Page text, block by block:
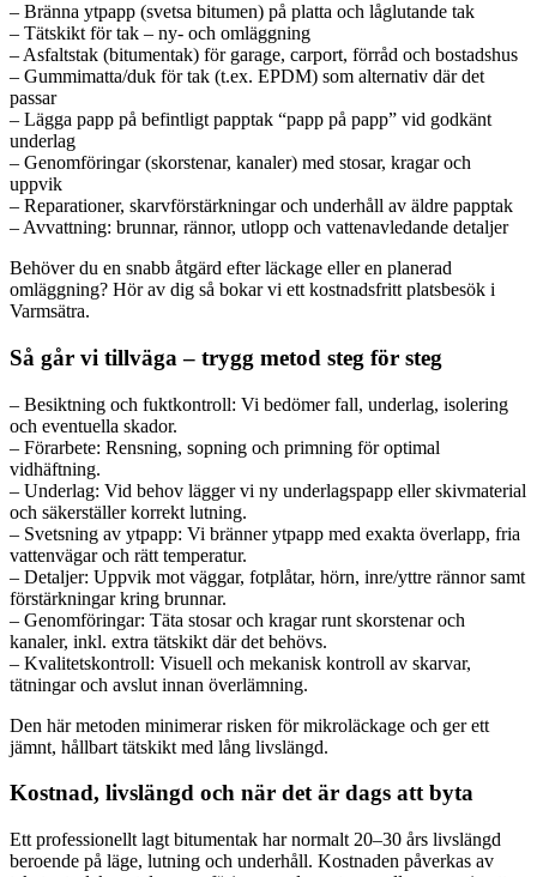
– Bränna ytpapp (svetsa bitumen) på platta och låglutande tak
– Tätskikt för tak – ny- och omläggning
– Asfaltstak (bitumentak) för garage, carport, förråd och bostadshus
– Gummimatta/duk för tak (t.ex. EPDM) som alternativ där det
passar
– Lägga papp på befintligt papptak “papp på papp” vid godkänt
underlag
– Genomföringar (skorstenar, kanaler) med stosar, kragar och
uppvik
– Reparationer, skarvförstärkningar och underhåll av äldre papptak
– Avvattning: brunnar, rännor, utlopp och vattenavledande detaljer
Behöver du en snabb åtgärd efter läckage eller en planerad
omläggning? Hör av dig så bokar vi ett kostnadsfritt platsbesök i
Varmsätra.
Så går vi tillväga – trygg metod steg för steg
– Besiktning och fuktkontroll: Vi bedömer fall, underlag, isolering
och eventuella skador.
– Förarbete: Rensning, sopning och primning för optimal
vidhäftning.
– Underlag: Vid behov lägger vi ny underlagspapp eller skivmaterial
och säkerställer korrekt lutning.
– Svetsning av ytpapp: Vi bränner ytpapp med exakta överlapp, fria
vattenvägar och rätt temperatur.
– Detaljer: Uppvik mot väggar, fotplåtar, hörn, inre/yttre rännor samt
förstärkningar kring brunnar.
– Genomföringar: Täta stosar och kragar runt skorstenar och
kanaler, inkl. extra tätskikt där det behövs.
– Kvalitetskontroll: Visuell och mekanisk kontroll av skarvar,
tätningar och avslut innan överlämning.
Den här metoden minimerar risken för mikroläckage och ger ett
jämnt, hållbart tätskikt med lång livslängd.
Kostnad, livslängd och när det är dags att byta
Ett professionellt lagt bitumentak har normalt 20–30 års livslängd
beroende på läge, lutning och underhåll. Kostnaden påverkas av